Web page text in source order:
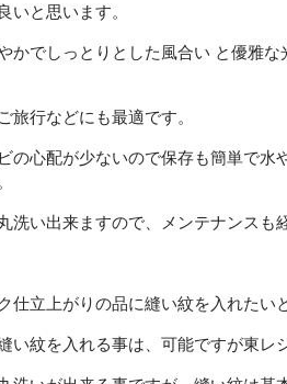
いと思います。
かでしっとりとした風合い と優雅
旅行などにも最適です。
の心配が少ないので保存も簡単で
洗い出来ますので、メンテナンスも
仕立上がりの品に縫い紋を入れたい
い紋を入れる事は、可能ですが東レ